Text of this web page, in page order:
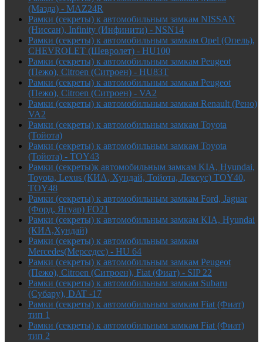
(Мазда) - MAZ24R
Рамки (секреты) к автомобильным замкам NISSAN
(Ниссан), Infinity (Инфинити) - NSN14
Рамки (секреты) к автомобильным замкам Opel (Опель),
CHEVROLET (Шевролет) - HU100
Рамки (секреты) к автомобильным замкам Peugeot
(Пежо), Citroen (Ситроен) - HU83T
Рамки (секреты) к автомобильным замкам Peugeot
(Пежо), Citroen (Ситроен) - VA2
Рамки (секреты) к автомобильным замкам Renault (Рено)
VA2
Рамки (секреты) к автомобильным замкам Toyota
(Тойота)
Рамки (секреты) к автомобильным замкам Toyota
(Тойота) - TOY43
Рамки (секреты)к автомобильным замкам KIA, Hyundai,
Toyota, Lexus (КИА, Хундай, Тойота, Лексус) TOY40,
TOY48
Рамки (секреты) к автомобильным замкам Ford, Jaguar
(Форд, Ягуар) FO21
Рамки (секреты) к автомобильным замкам KIA, Hyundai
(КИА,Хундай)
Рамки (секреты) к автомобильным замкам
Mercedes(Мерседес) - HU 64
Рамки (секреты) к автомобильным замкам Peugeot
(Пежо), Citroen (Ситроен), Fiat (Фиат) - SIP 22
Рамки (секреты) к автомобильным замкам Subaru
(Субару), DAT -17
Рамки (секреты) к автомобильным замкам Fiat (Фиат)
тип 1
Рамки (секреты) к автомобильным замкам Fiat (Фиат)
тип 2